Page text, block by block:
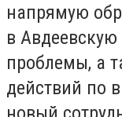
напрямую
в
проблемы, а
действий по